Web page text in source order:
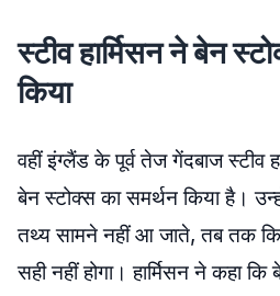
स्टीव हार्मिसन ने बेन
किया
वहीं इंग्लैंड के पूर्व तेज गेंदबाज स्टीव
बेन स्टोक्स का समर्थन किया है।
तथ्य सामने नहीं आ जाते, तब तक
सही नहीं होगा। हार्मिसन ने कहा